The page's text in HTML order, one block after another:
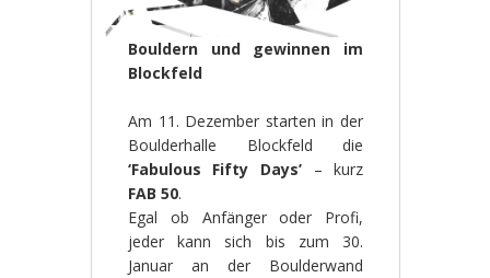
Bouldern und gewinnen im
Blockfeld
Am 11. Dezember starten in der
Boulderhalle Blockfeld die
‘Fabulous Fifty Days’ – kurz
FAB 50.
Egal ob Anfänger oder Profi,
jeder kann sich bis zum 30.
Januar an der Boulderwand